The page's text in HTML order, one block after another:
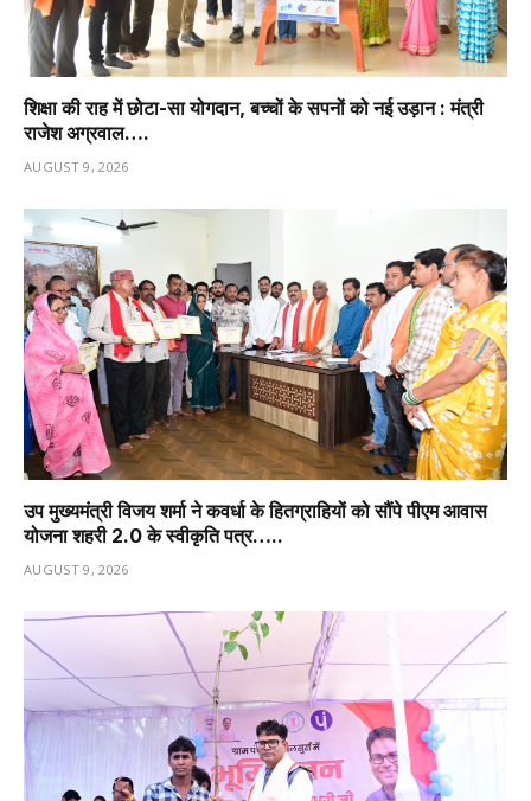
शिक्षा की राह में छोटा-सा योगदान, बच्चों के सपनों को नई उड़ान : मंत्री
राजेश अग्रवाल….
AUGUST 9, 2026
उप मुख्यमंत्री विजय शर्मा ने कवर्धा के हितग्राहियों को सौंपे पीएम आवास
योजना शहरी 2.0 के स्वीकृति पत्र…..
AUGUST 9, 2026